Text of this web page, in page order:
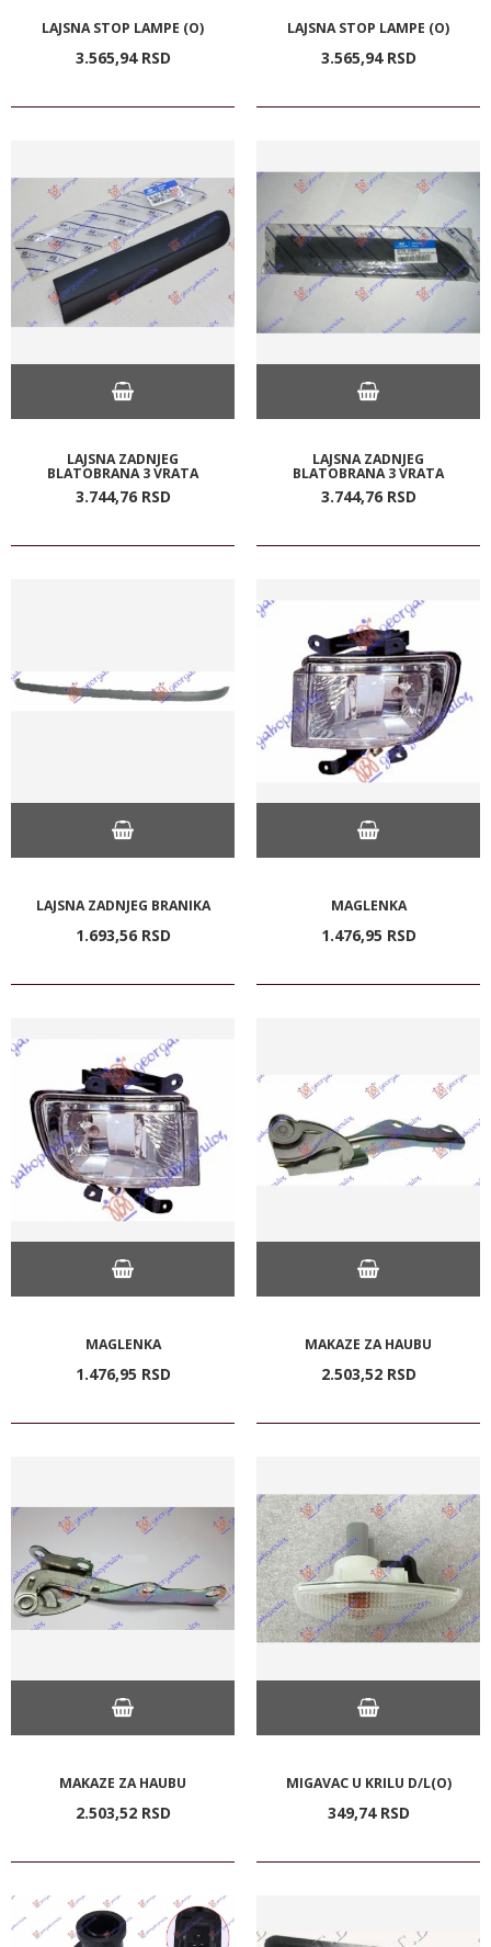
LAJSNA STOP LAMPE (O)
3.565,94 RSD
LAJSNA STOP LAMPE (O)
3.565,94 RSD
LAJSNA ZADNJEG
BLATOBRANA 3 VRATA
3.744,76 RSD
LAJSNA ZADNJEG
BLATOBRANA 3 VRATA
3.744,76 RSD
LAJSNA ZADNJEG BRANIKA
1.693,56 RSD
MAGLENKA
1.476,95 RSD
MAGLENKA
1.476,95 RSD
MAKAZE ZA HAUBU
2.503,52 RSD
MAKAZE ZA HAUBU
2.503,52 RSD
MIGAVAC U KRILU D/L(O)
349,74 RSD